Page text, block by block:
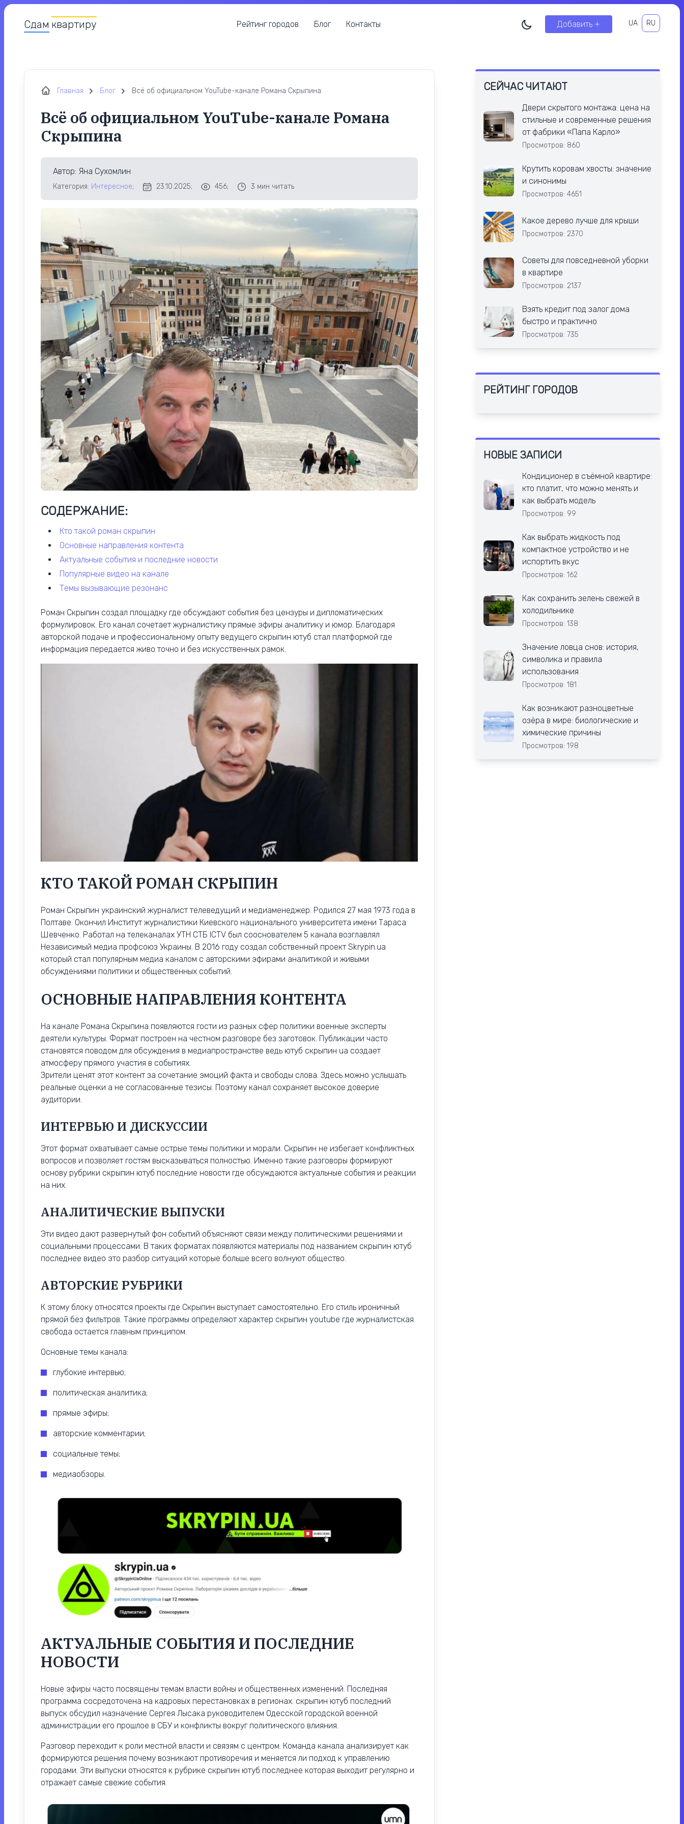
Сдам квартиру Рейтинг городов Блог Контакты Добавить + UA RU
Главная Блог Всё об официальном YouTube-канале Романа Скрыпина
Всё об официальном YouTube-канале Романа
Скрыпина
Автор: Яна Сухомлин
Категория: Интересное; 23.10.2025; 456; 3 мин читать
СОДЕРЖАНИЕ:
кто такой роман скрыпин
основные направления контента
актуальные события и последние новости
популярные видео на канале
темы вызывающие резонанс
Роман Скрыпин создал площадку где обсуждают события без цензуры и дипломатических
формулировок. Его канал сочетает журналистику прямые эфиры аналитику и юмор. Благодаря
авторской подаче и профессиональному опыту ведущего скрыпин ютуб стал платформой где
информация передается живо точно и без искусственных рамок.
КТО ТАКОЙ РОМАН СКРЫПИН
Роман Скрыпин украинский журналист телеведущий и медиаменеджер. Родился 27 мая 1973 года в
Полтаве. Окончил Институт журналистики Киевского национального университета имени Тараса
Шевченко. Работал на телеканалах УТН СТБ ICTV был сооснователем 5 канала возглавлял
Независимый медиа профсоюз Украины. В 2016 году создал собственный проект Skrypin.ua
который стал популярным медиа каналом с авторскими эфирами аналитикой и живыми
обсуждениями политики и общественных событий.
ОСНОВНЫЕ НАПРАВЛЕНИЯ КОНТЕНТА
На канале Романа Скрыпина появляются гости из разных сфер политики военные эксперты
деятели культуры. Формат построен на честном разговоре без заготовок. Публикации часто
становятся поводом для обсуждения в медиапространстве ведь ютуб скрыпин ua создает
атмосферу прямого участия в событиях.
Зрители ценят этот контент за сочетание эмоций факта и свободы слова. Здесь можно услышать
реальные оценки а не согласованные тезисы. Поэтому канал сохраняет высокое доверие
аудитории.
ИНТЕРВЬЮ И ДИСКУССИИ
Этот формат охватывает самые острые темы политики и морали. Скрыпин не избегает конфликтных
вопросов и позволяет гостям высказываться полностью. Именно такие разговоры формируют
основу рубрики скрыпин ютуб последние новости где обсуждаются актуальные события и реакции
на них.
АНАЛИТИЧЕСКИЕ ВЫПУСКИ
Эти видео дают развернутый фон событий объясняют связи между политическими решениями и
социальными процессами. В таких форматах появляются материалы под названием скрыпин ютуб
последнее видео это разбор ситуаций которые больше всего волнуют общество.
АВТОРСКИЕ РУБРИКИ
К этому блоку относятся проекты где Скрыпин выступает самостоятельно. Его стиль ироничный
прямой без фильтров. Такие программы определяют характер скрыпин youtube где журналистская
свобода остается главным принципом.
Основные темы канала:
глубокие интервью;
политическая аналитика;
прямые эфиры;
авторские комментарии;
социальные темы;
медиаобзоры.
АКТУАЛЬНЫЕ СОБЫТИЯ И ПОСЛЕДНИЕ
НОВОСТИ
Новые эфиры часто посвящены темам власти войны и общественных изменений. Последняя
программа сосредоточена на кадровых перестановках в регионах. скрыпин ютуб последний
выпуск обсудил назначение Сергея Лысака руководителем Одесской городской военной
администрации его прошлое в СБУ и конфликты вокруг политического влияния.
Разговор переходит к роли местной власти и связям с центром. Команда канала анализирует как
формируются решения почему возникают противоречия и меняется ли подход к управлению
городами. Эти выпуски относятся к рубрике скрыпин ютуб последнее которая выходит регулярно и
отражает самые свежие события.
СЕЙЧАС ЧИТАЮТ
Двери скрытого монтажа: цена на
стильные и современные решения
от фабрики «Папа Карло»
Просмотров: 860
Крутить коровам хвосты: значение
и синонимы
Просмотров: 4651
Какое дерево лучше для крыши
Просмотров: 2370
Советы для повседневной уборки
в квартире
Просмотров: 2137
Взять кредит под залог дома
быстро и практично
Просмотров: 735
РЕЙТИНГ ГОРОДОВ
НОВЫЕ ЗАПИСИ
Кондиционер в съёмной квартире:
кто платит, что можно менять и
как выбрать модель
Просмотров: 99
Как выбрать жидкость под
компактное устройство и не
испортить вкус
Просмотров: 162
Как сохранить зелень свежей в
холодильнике
Просмотров: 138
Значение ловца снов: история,
символика и правила
использования
Просмотров: 181
Как возникают разноцветные
озёра в мире: биологические и
химические причины
Просмотров: 198